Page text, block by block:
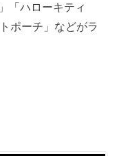
「ハローキティ
ポーチ」などがラ